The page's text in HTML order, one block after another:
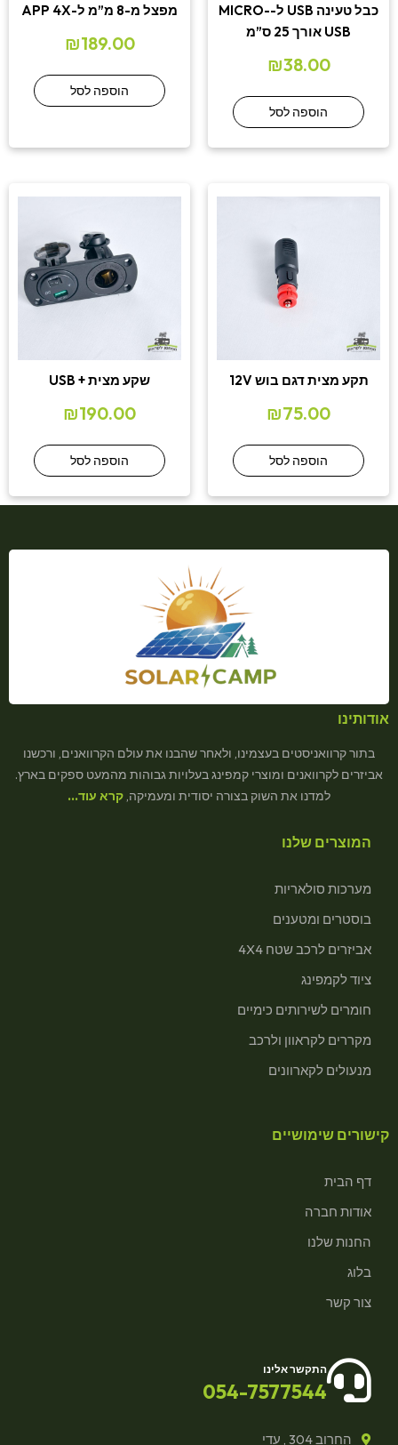
כבל טעינה USB ל-MICRO-
USB אורך 25 ס”מ
₪38.00
הוספה לסל
מפצל מ-8 מ”מ ל-APP 4X
₪189.00
הוספה לסל
תקע מצית דגם בוש 12V
₪75.00
הוספה לסל
שקע מצית + USB
₪190.00
הוספה לסל
אודותינו
בתור קרוואניסטים בעצמינו, ולאחר שהבנו את עולם הקרוואנים, ורכשנו
אביזרים לקרוואנים ומוצרי קמפינג בעלויות גבוהות מהמעט ספקים בארץ.
למדנו את השוק בצורה יסודית ומעמיקה, קרא עוד…
המוצרים שלנו
מערכות סולאריות
בוסטרים ומטענים
אביזרים לרכב שטח 4X4
ציוד לקמפינג
חומרים לשירותים כימיים
מקררים לקראוון ולרכב
מנעולים לקארוונים
קישורים שימושיים
דף הבית
אודות חברה
החנות שלנו
בלוג
צור קשר
התקשר אלינו
054-7577544
החרוב 304 , עדי